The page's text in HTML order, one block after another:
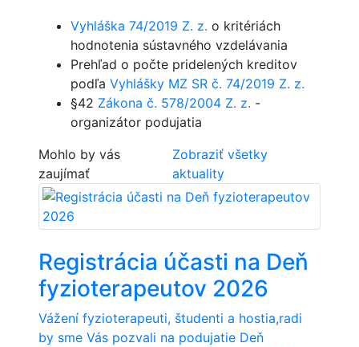
Vyhláška 74/2019 Z. z. o kritériách
hodnotenia sústavného vzdelávania
Prehľad o počte pridelených kreditov
podľa Vyhlášky MZ SR č. 74/2019 Z. z.
§42 Zákona č. 578/2004 Z. z. -
organizátor podujatia
Mohlo by vás
zaujímať
Zobraziť všetky
aktuality
Registrácia účasti na Deň
fyzioterapeutov 2026
Vážení fyzioterapeuti, študenti a hostia,radi
by sme Vás pozvali na podujatie Deň